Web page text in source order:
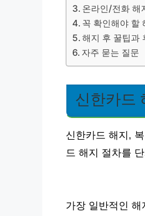
온라인/전화 해
꼭 확인해야 할
해지 후 꿀팁과
자주 묻는 질문
신한카드
신한카드 해지,
드 해지 절차를
가장 일반적인 해